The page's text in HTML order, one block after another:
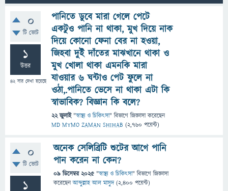
0
টি ভোট
1
উত্তর
42বার দেখা হয়েছে
পানিতে ডুবে মারা গেলে পেটে
একটুও পানি না থাকা, মুখ দিয়ে নাক
দিয়ে কোনো ফেনা বের না হওয়া,
জিহবা দুই দাঁতের মাঝখানে থাকা ও
মুখ খোলা থাকা এমনকি মারা
যাওয়ার ৬ ঘন্টাও পেট ফুলে না
ওঠা,.পানিতে ভেসে না থাকা এটা কি
স্বাভাবিক? বিজ্ঞান কি বলে?
22 জুলাই "স্বাস্থ্য ও চিকিৎসা" বিভাগে জিজ্ঞাসাকরেছেন
MD MYMO ZAMAN SHIHAB (2,760 পয়েন্ট)
0
টি ভোট
1
অনেক সেলিব্রিটি শুটের আগে পানি
পান করেন না কেন?
09 ডিসেম্বর 2025 "স্বাস্থ্য ও চিকিৎসা" বিভাগে জিজ্ঞাসা
করেছেনআব্দুল্লাহ আল মাসুদ (2,400 পয়েন্ট)